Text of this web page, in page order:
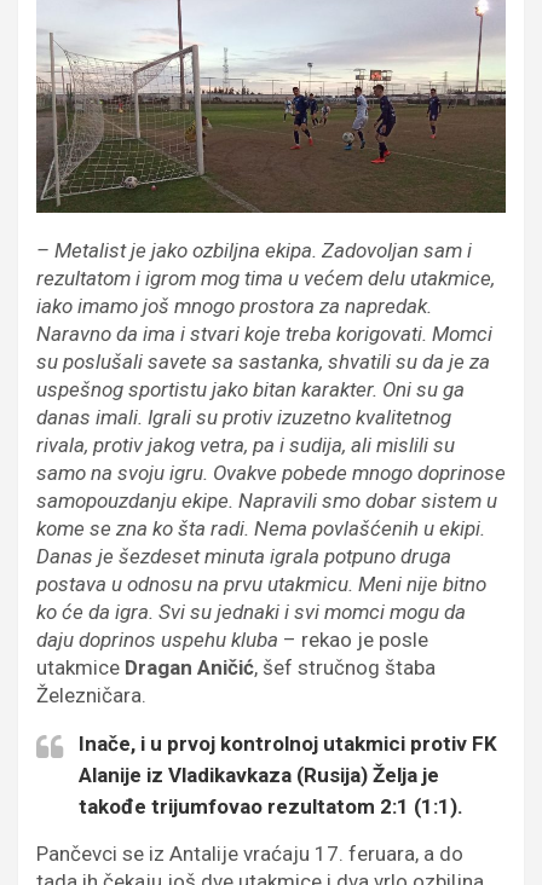
– Metalist je jako ozbiljna ekipa. Zadovoljan sam i
rezultatom i igrom mog tima u većem delu utakmice,
iako imamo još mnogo prostora za napredak.
Naravno da ima i stvari koje treba korigovati. Momci
su poslušali savete sa sastanka, shvatili su da je za
uspešnog sportistu jako bitan karakter. Oni su ga
danas imali. Igrali su protiv izuzetno kvalitetnog
rivala, protiv jakog vetra, pa i sudija, ali mislili su
samo na svoju igru. Ovakve pobede mnogo doprinose
samopouzdanju ekipe. Napravili smo dobar sistem u
kome se zna ko šta radi. Nema povlašćenih u ekipi.
Danas je šezdeset minuta igrala potpuno druga
postava u odnosu na prvu utakmicu. Meni nije bitno
ko će da igra. Svi su jednaki i svi momci mogu da
daju doprinos uspehu kluba – rekao je posle
utakmice Dragan Aničić, šef stručnog štaba
Železničara.
Inače, i u prvoj kontrolnoj utakmici protiv FK
Alanije iz Vladikavkaza (Rusija) Želja je
takođe trijumfovao rezultatom 2:1 (1:1).
Pančevci se iz Antalije vraćaju 17. feruara, a do